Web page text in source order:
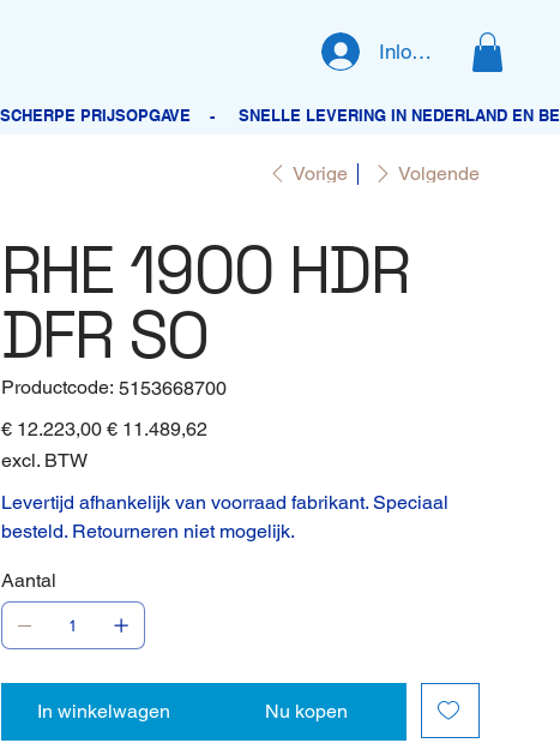
Inloggen
Vorige Volgende
RHE 1900 HDR
DFR SO
Productcode: Productcode
5153668700
5153668700
Originele
prijs
€ 12.223,00 Verkoopprijs
€ 11.489,62
excl. BTW
Levertijd afhankelijk van voorraad fabrikant. Speciaal
besteld. Retourneren niet mogelijk.
Aantal
In winkelwagen Nu kopen